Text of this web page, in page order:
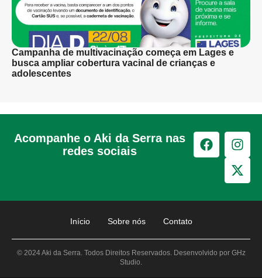
Campanha de multivacinação começa em Lages e
busca ampliar cobertura vacinal de crianças e
adolescentes
Acompanhe o Aki da Serra nas
redes sociais
Início Sobre nós Contato
© 2024 Aki da Serra. Todos Direitos Reservados. Desenvolvido por GHz
Studio.